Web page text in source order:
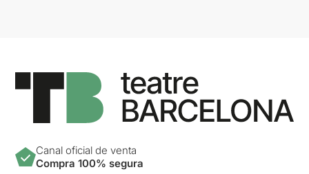
Canal oficial de venta
Compra 100% segura